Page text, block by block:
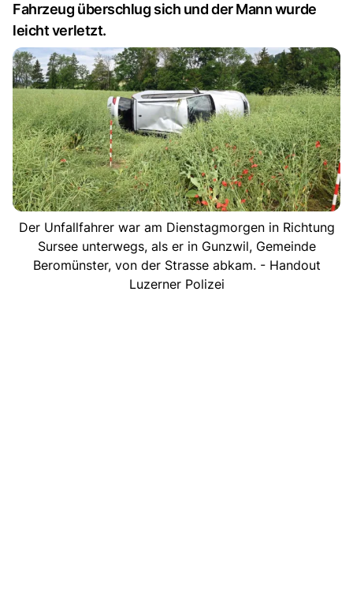
Fahrzeug überschlug sich und der Mann wurde
leicht verletzt.
Der Unfallfahrer war am Dienstagmorgen in Richtung
Sursee unterwegs, als er in Gunzwil, Gemeinde
Beromünster, von der Strasse abkam. - Handout
Luzerner Polizei